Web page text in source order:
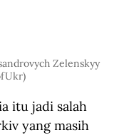
Zelenskyy
itu jadi salah
yang masih